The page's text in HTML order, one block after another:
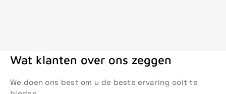
Wat klanten over ons zeggen
We doen ons best om u de beste ervaring ooit te